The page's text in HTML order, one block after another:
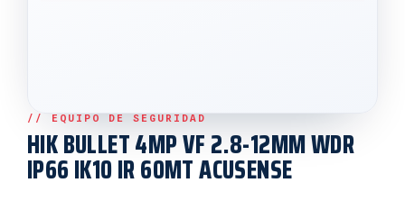
HIK BULLET 4MP VF 2.8-12MM WDR
IP66 IK10 IR 60MT ACUSENSE